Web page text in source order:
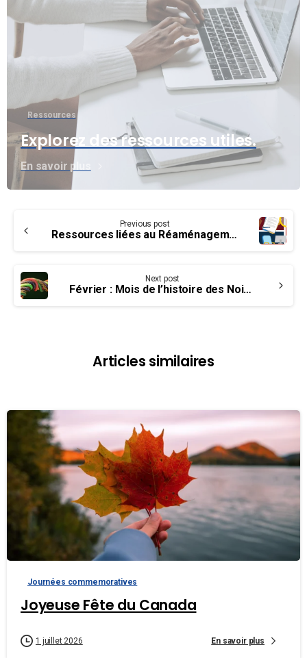
Ressources
Explorez des ressources utiles.
En savoir plus
Reading
Previous post
Ressources liées au Réaménagement des effectifs
Next post
Février : Mois de l’histoire des Noirs et du patrimoine africain
Articles similaires
Journées commemoratives
Joyeuse Fête du Canada
1 juillet 2026 En savoir plus